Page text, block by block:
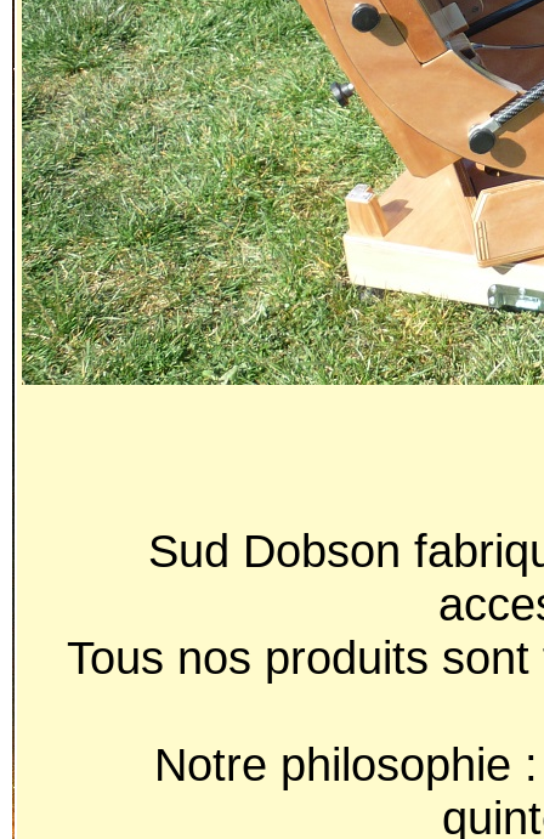
Sud Dobson
Tous nos produits
Notre philosophie